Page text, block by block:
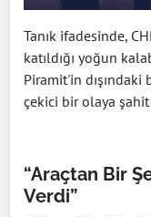
Tanık ifadesinde,
katıldığı yoğun
Piramit'in
çekici bir olaya
“Araçtan Bir
Verdi”